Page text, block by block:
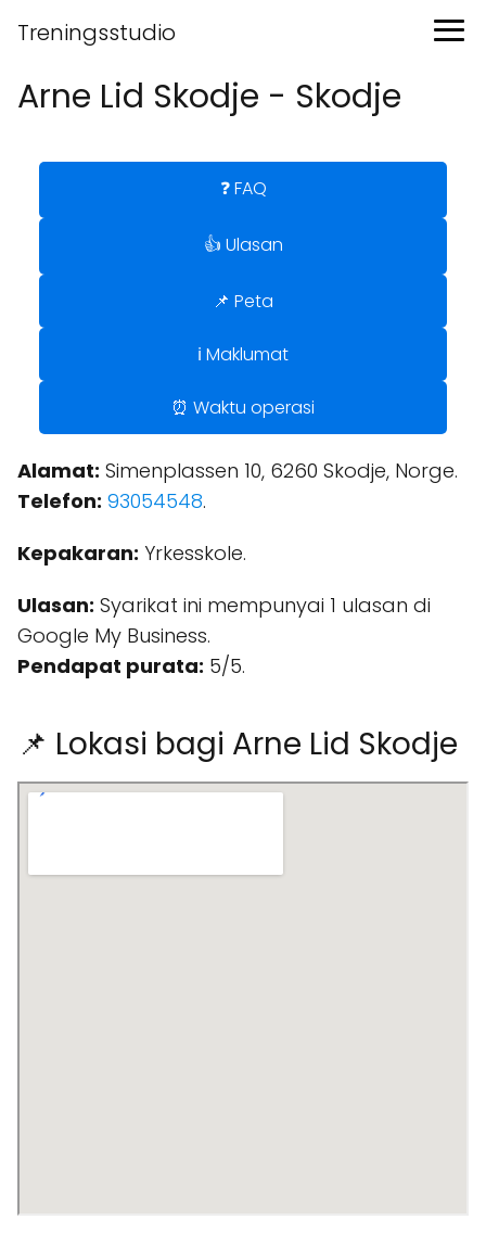
Treningsstudio
Arne Lid Skodje - Skodje
❓ FAQ
👍 Ulasan
📌 Peta
ℹ️ Maklumat
⏰ Waktu operasi
Alamat: Simenplassen 10, 6260 Skodje, Norge.
Telefon: 93054548.
Kepakaran: Yrkesskole.
Ulasan: Syarikat ini mempunyai 1 ulasan di
Google My Business.
Pendapat purata: 5/5.
📌 Lokasi bagi Arne Lid Skodje